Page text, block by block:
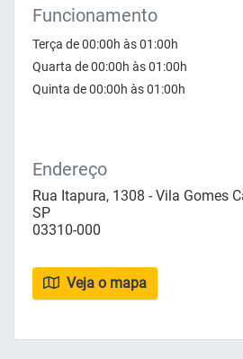
Funcionamento
Terça de 00:00h às 01:00h
Quarta de 00:00h às 01:00h
Quinta de 00:00h às 01:00h
Endereço
Rua Itapura, 1308 - Vila Gomes
SP
03310-000
Veja o mapa